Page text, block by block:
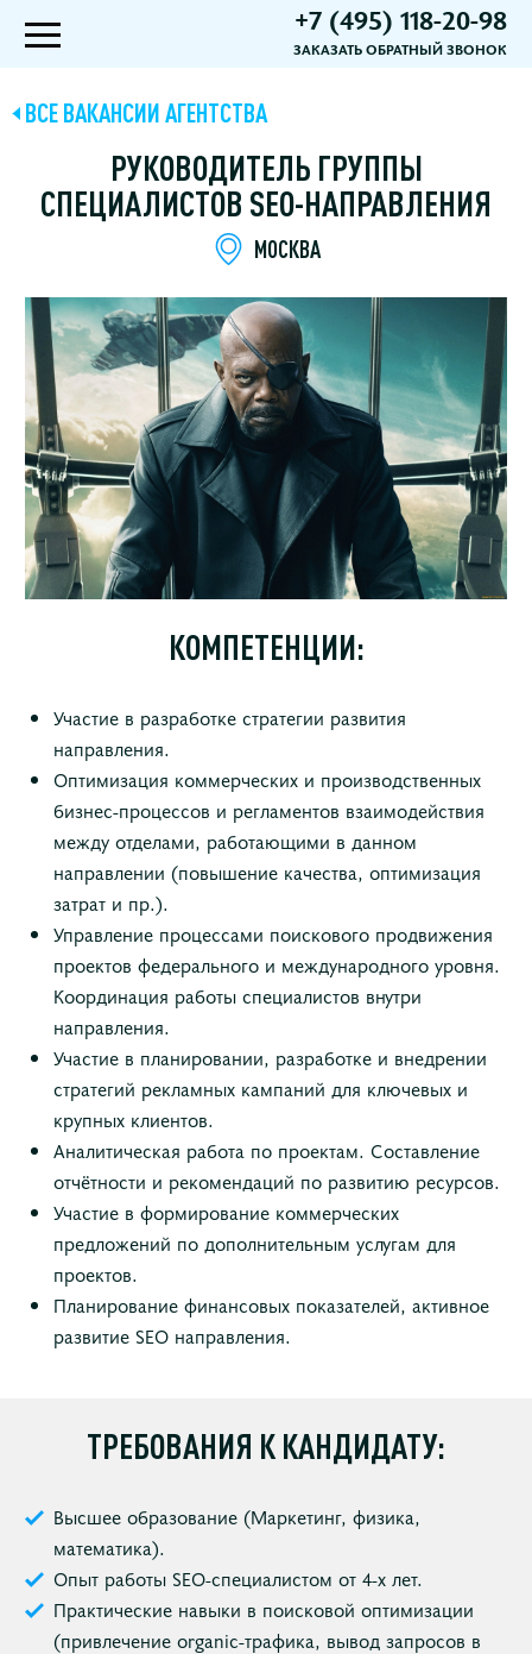
+7 (495) 118-20-98
ЗАКАЗАТЬ ОБРАТНЫЙ ЗВОНОК
ВСЕ ВАКАНСИИ АГЕНТСТВА
РУКОВОДИТЕЛЬ ГРУППЫ
СПЕЦИАЛИСТОВ SEO-НАПРАВЛЕНИЯ
МОСКВА
КОМПЕТЕНЦИИ:
Участие в разработке стратегии развития
направления.
Оптимизация коммерческих и производственных
бизнес-процессов и регламентов взаимодействия
между отделами, работающими в данном
направлении (повышение качества, оптимизация
затрат и пр.).
Управление процессами поискового продвижения
проектов федерального и международного уровня.
Координация работы специалистов внутри
направления.
Участие в планировании, разработке и внедрении
стратегий рекламных кампаний для ключевых и
крупных клиентов.
Аналитическая работа по проектам. Составление
отчётности и рекомендаций по развитию ресурсов.
Участие в формирование коммерческих
предложений по дополнительным услугам для
проектов.
Планирование финансовых показателей, активное
развитие SEO направления.
ТРЕБОВАНИЯ К КАНДИДАТУ:
Высшее образование (Маркетинг, физика,
математика).
Опыт работы SEO-специалистом от 4-х лет.
Практические навыки в поисковой оптимизации
(привлечение organic-трафика, вывод запросов в